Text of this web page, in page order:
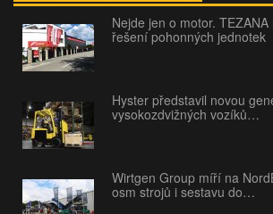
Nejde jen o motor.
řešení pohonných jednotek
Hyster představil novou
vysokozdvižných vozíků…
Wirtgen Group míří na
osm strojů i sestavu do…